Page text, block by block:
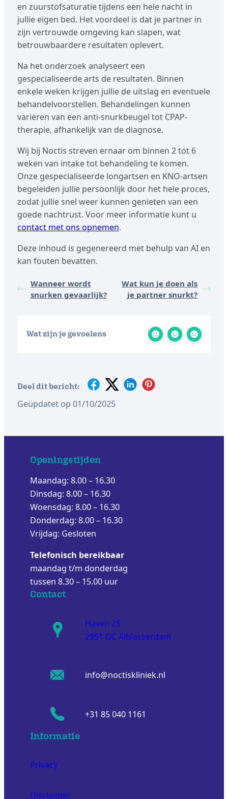
en zuurstofsaturatie tijdens een hele nacht in
jullie eigen bed. Het voordeel is dat je partner in
zijn vertrouwde omgeving kan slapen, wat
betrouwbaardere resultaten oplevert.
Na het onderzoek analyseert een
gespecialiseerde arts de resultaten. Binnen
enkele weken krijgen jullie de uitslag en eventuele
behandelvoorstellen. Behandelingen kunnen
variëren van een anti-snurkbeugel tot CPAP-
therapie, afhankelijk van de diagnose.
Wij bij Noctis streven ernaar om binnen 2 tot 6
weken van intake tot behandeling te komen.
Onze gespecialiseerde longartsen en KNO-artsen
begeleiden jullie persoonlijk door het hele proces,
zodat jullie snel weer kunnen genieten van een
goede nachtrust. Voor meer informatie kunt u
contact met ons opnemen.
Deze inhoud is gegenereerd met behulp van AI en
kan fouten bevatten.
Wanneer wordt
snurken gevaarlijk?
Wat kun je doen als
je partner snurkt?
Wat zijn je gevoelens
Deel dit bericht:
Geüpdatet op 01/10/2025
Openingstijden
Maandag: 8.00 – 16.30
Dinsdag: 8.00 – 16.30
Woensdag: 8.00 – 16.30
Donderdag: 8.00 – 16.30
Vrijdag: Gesloten
Telefonisch bereikbaar
maandag t/m donderdag
tussen 8.30 – 15.00 uur
Contact
Haven 25
2951 GC Alblasserdam
info@noctiskliniek.nl
+31 85 040 1161
Informatie
Privacy
Disclaimer